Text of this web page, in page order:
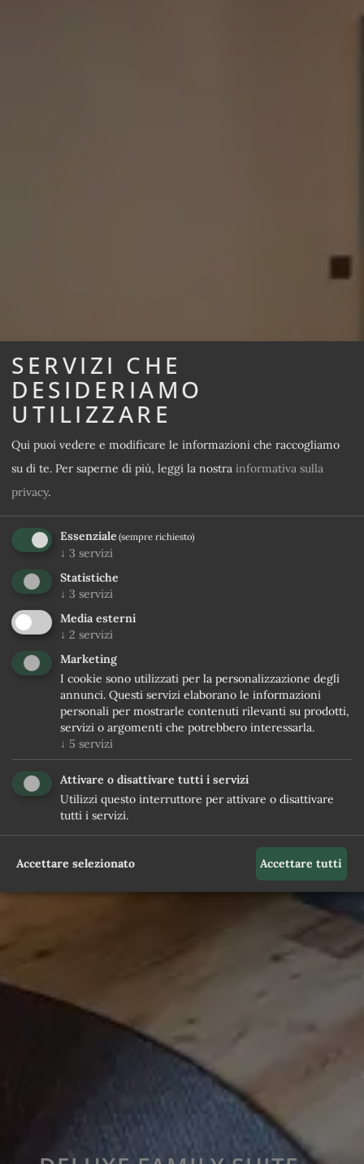
SERVIZI CHE
DESIDERIAMO
UTILIZZARE
Qui puoi vedere e modificare le informazioni che raccogliamo
su di te. Per saperne di più, leggi la nostra informativa sulla
privacy.
Essenziale (sempre richiesto)
↓ 3 servizi
Statistiche
↓ 3 servizi
Media esterni
↓ 2 servizi
Marketing
I cookie sono utilizzati per la personalizzazione degli
annunci. Questi servizi elaborano le informazioni
personali per mostrarle contenuti rilevanti su prodotti,
servizi o argomenti che potrebbero interessarla.
↓ 5 servizi
Attivare o disattivare tutti i servizi
Utilizzi questo interruttore per attivare o disattivare
tutti i servizi.
Accettare selezionato Accettare tutti